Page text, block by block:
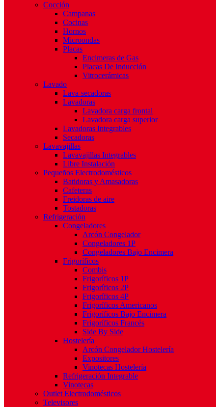
Cocción
Campanas
Cocinas
Hornos
Microondas
Placas
Encimeras de Gas
Placas De Inducción
Vitrocerámicas
Lavado
Lava-secadoras
Lavadoras
Lavadora carga frontal
Lavadora carga superior
Lavadoras Integrables
Secadoras
Lavavajillas
Lavavajillas Integrables
Libre Instalación
Pequeños Electrodomésticos
Batidoras y Amasadoras
Cafeteras
Freidoras de aire
Tostadoras
Refrigeración
Congeladores
Arcón Congelador
Congeladores 1P
Congeladores Bajo Encimera
Frigoríficos
Combis
Frigoríficos 1P
Frigoríficos 2P
Frigoríficos 4P
Frigoríficos Americanos
Frigoríficos Bajo Encimera
Frigoríficos Francés
Side By Side
Hostelería
Arcón Congelador Hostelería
Expositores
Vinotecas Hostelería
Refrigeración Integrable
Vinotecas
Outlet Electrodomésticos
Televisores